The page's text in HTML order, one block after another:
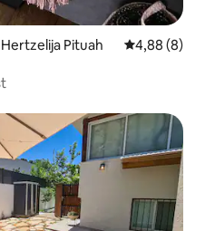
Pituah Prosječna
4,88 (8)